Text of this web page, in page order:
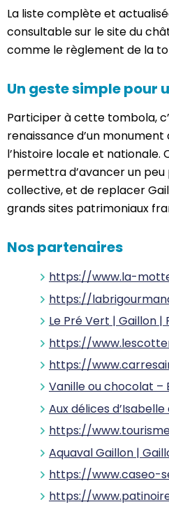
La liste complète et
consultable sur le site du
comme le règlement de la
Un geste simple pour
Participer à cette tombola,
renaissance d’un
l’histoire locale et nationale.
permettra d’avancer un
collective, et de replacer
grands sites patrimoniaux
Nos partenaires
https://www.la-
https://
Le Pré Vert | Gaillon |
https://
https://
Vanille ou chocolat –
Aux délices
https://
Aquaval Gaillon |
https://www.caseo-
https://